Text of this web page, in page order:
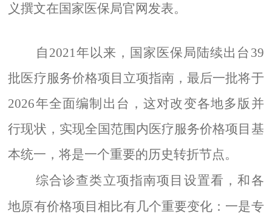
义撰文在国家医保局官网发表。
自2021年以来，国家医保局陆续出台39
批医疗服务价格项目立项指南，最后一批将于
2026年全面编制出台，这对改变各地多版并
行现状，实现全国范围内医疗服务价格项目基
本统一，将是一个重要的历史转折节点。
综合诊查类立项指南项目设置看，和各
地原有价格项目相比有几个重要变化：一是专